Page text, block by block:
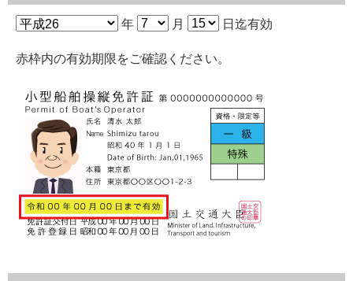
年 月 日迄有効
赤枠内の有効期限をご確認ください。